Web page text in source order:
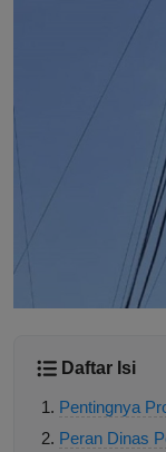
Daftar Isi
Pentingnya
Peran Dinas